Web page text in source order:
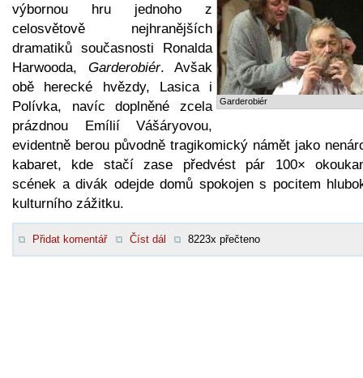
Garderobiér
výbornou hru jednoho z
celosvětově nejhranějších
dramatiků současnosti Ronalda
Harwooda, Garderobiér. Avšak
obě herecké hvězdy, Lasica i
Polívka, navíc doplněné zcela
prázdnou Emílií Vášáryovou,
evidentně berou původně tragikomický námět jako
kabaret, kde stačí zase předvést pár 100×
scének a divák odejde domů spokojen s pocitem
kulturního zážitku.
Přidat komentář Číst dál 8223x přečteno